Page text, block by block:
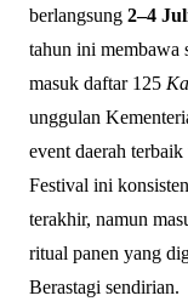
berlangsung 2–4
tahun ini membawa
masuk daftar 125
unggulan
event daerah
Festival ini
terakhir, namun
ritual panen yang
Berastagi sendirian.